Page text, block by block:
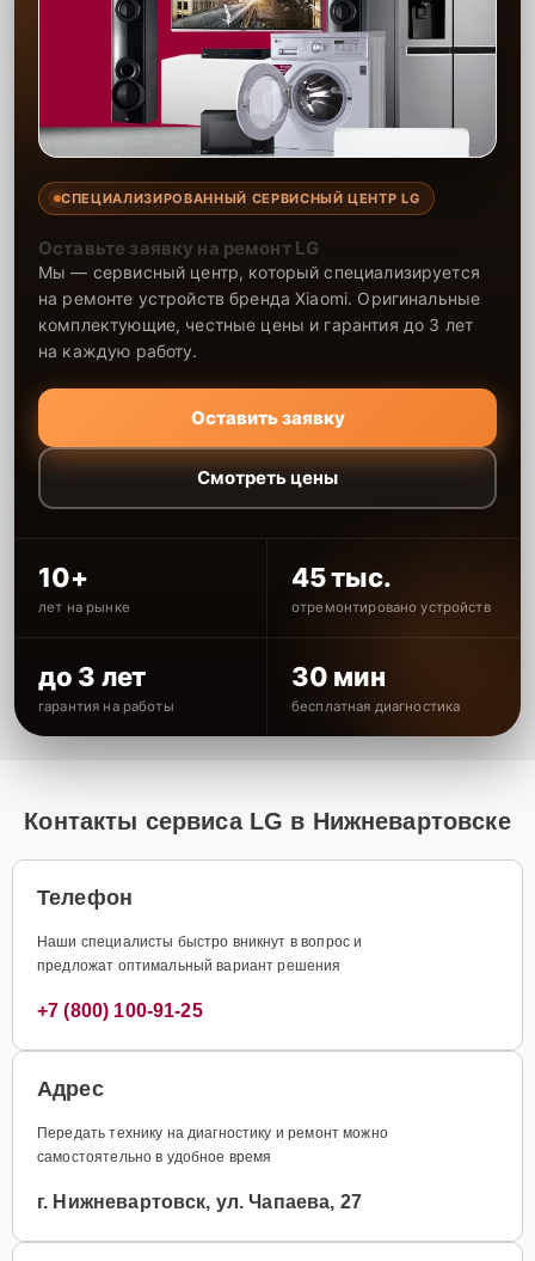
СПЕЦИАЛИЗИРОВАННЫЙ СЕРВИСНЫЙ ЦЕНТР LG
Оставьте заявку на ремонт LG
Мы — сервисный центр, который специализируется
на ремонте устройств бренда Xiaomi. Оригинальные
комплектующие, честные цены и гарантия до 3 лет
на каждую работу.
Оставить заявку
Смотреть цены
10+
лет на рынке
45 тыс.
отремонтировано устройств
до 3 лет
гарантия на работы
30 мин
бесплатная диагностика
Контакты сервиса LG в Нижневартовске
Телефон
Наши специалисты быстро вникнут в вопрос и
предложат оптимальный вариант решения
+7 (800) 100-91-25
Адрес
Передать технику на диагностику и ремонт можно
самостоятельно в удобное время
г. Нижневартовск, ул. Чапаева, 27